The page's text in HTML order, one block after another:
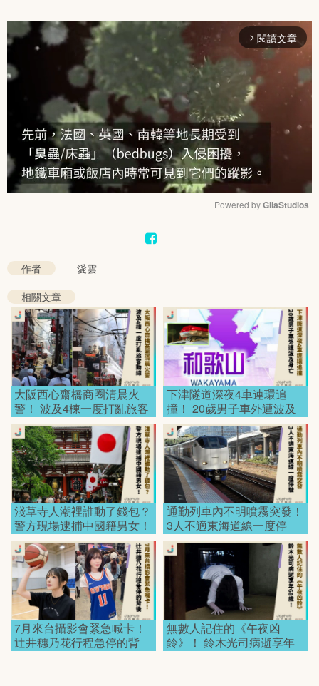
arrow_forward_ios 閱讀文章
Powered by GliaStudios
作者
愛雲
相關文章
大阪西心齋橋商圈清晨火
警！ 波及4棟一度打亂旅客
動線！
下津隧道深夜4車連環追
撞！ 20歲男子車外遭波及
身亡！
淺草寺人潮裡誰動了錢包？
警方現場逮捕中國籍男女！
通勤列車內不明噴霧突發！
3人不適東海道線一度停
駛！
7月來台攝影會緊急喊卡！
辻井穗乃花行程急停的背
後！
無數人記住的《午夜凶
鈴》！ 鈴木光司病逝享年
68歲！